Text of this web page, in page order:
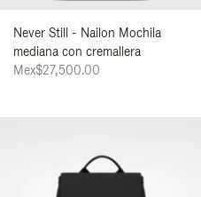
Never Still - Nailon Mochila
mediana con cremallera
Mex$27,500.00